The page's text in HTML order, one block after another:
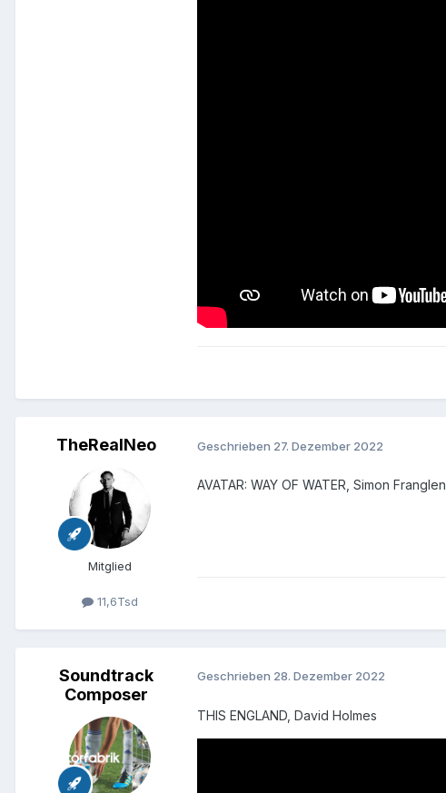
TheRealNeo
Mitglied
11,6Tsd
Geschrieben 27. Dezember 2022
AVATAR: WAY OF WATER, Simon Franglen
Soundtrack
Composer
Geschrieben 28. Dezember 2022
THIS ENGLAND, David Holmes